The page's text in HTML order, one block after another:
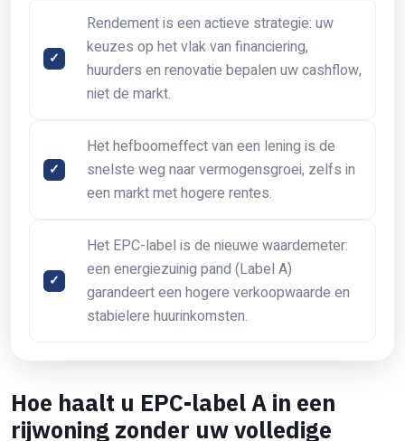
Rendement is een actieve strategie: uw
keuzes op het vlak van financiering,
huurders en renovatie bepalen uw cashflow,
niet de markt.
Het hefboomeffect van een lening is de
snelste weg naar vermogensgroei, zelfs in
een markt met hogere rentes.
Het EPC-label is de nieuwe waardemeter:
een energiezuinig pand (Label A)
garandeert een hogere verkoopwaarde en
stabielere huurinkomsten.
Hoe haalt u EPC-label A in een
rijwoning zonder uw volledige